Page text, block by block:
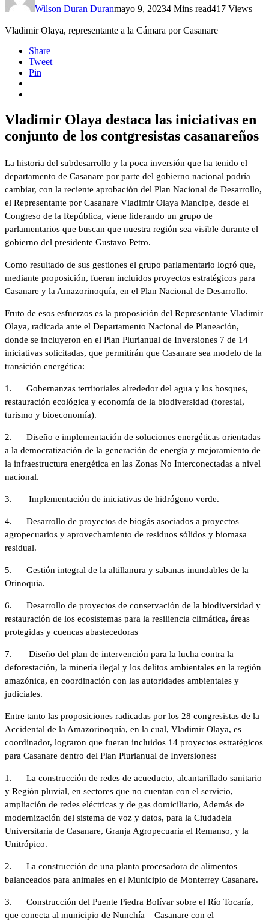
Wilson Duran Duranmayo 9, 20234 Mins read417 Views
Vladimir Olaya, representante a la Cámara por Casanare
Share
Tweet
Pin
Vladimir Olaya destaca las iniciativas en
conjunto de los contgresistas casanareños
La historia del subdesarrollo y la poca inversión que ha tenido el
departamento de Casanare por parte del gobierno nacional podría
cambiar, con la reciente aprobación del Plan Nacional de Desarrollo,
el Representante por Casanare Vladimir Olaya Mancipe, desde el
Congreso de la República, viene liderando un grupo de
parlamentarios que buscan que nuestra región sea visible durante el
gobierno del presidente Gustavo Petro.
Como resultado de sus gestiones el grupo parlamentario logró que,
mediante proposición, fueran incluidos proyectos estratégicos para
Casanare y la Amazorinoquía, en el Plan Nacional de Desarrollo.
Fruto de esos esfuerzos es la proposición del Representante Vladimir
Olaya, radicada ante el Departamento Nacional de Planeación,
donde se incluyeron en el Plan Plurianual de Inversiones 7 de 14
iniciativas solicitadas, que permitirán que Casanare sea modelo de la
transición energética:
1. Gobernanzas territoriales alrededor del agua y los bosques,
restauración ecológica y economía de la biodiversidad (forestal,
turismo y bioeconomía).
2. Diseño e implementación de soluciones energéticas orientadas
a la democratización de la generación de energía y mejoramiento de
la infraestructura energética en las Zonas No Interconectadas a nivel
nacional.
3. Implementación de iniciativas de hidrógeno verde.
4. Desarrollo de proyectos de biogás asociados a proyectos
agropecuarios y aprovechamiento de residuos sólidos y biomasa
residual.
5. Gestión integral de la altillanura y sabanas inundables de la
Orinoquia.
6. Desarrollo de proyectos de conservación de la biodiversidad y
restauración de los ecosistemas para la resiliencia climática, áreas
protegidas y cuencas abastecedoras
7. Diseño del plan de intervención para la lucha contra la
deforestación, la minería ilegal y los delitos ambientales en la región
amazónica, en coordinación con las autoridades ambientales y
judiciales.
Entre tanto las proposiciones radicadas por los 28 congresistas de la
Accidental de la Amazorinoquía, en la cual, Vladimir Olaya, es
coordinador, lograron que fueran incluidos 14 proyectos estratégicos
para Casanare dentro del Plan Plurianual de Inversiones:
1. La construcción de redes de acueducto, alcantarillado sanitario
y Región pluvial, en sectores que no cuentan con el servicio,
ampliación de redes eléctricas y de gas domiciliario, Además de
modernización del sistema de voz y datos, para la Ciudadela
Universitaria de Casanare, Granja Agropecuaria el Remanso, y la
Unitrópico.
2. La construcción de una planta procesadora de alimentos
balanceados para animales en el Municipio de Monterrey Casanare.
3. Construcción del Puente Piedra Bolívar sobre el Río Tocaría,
que conecta al municipio de Nunchía – Casanare con el